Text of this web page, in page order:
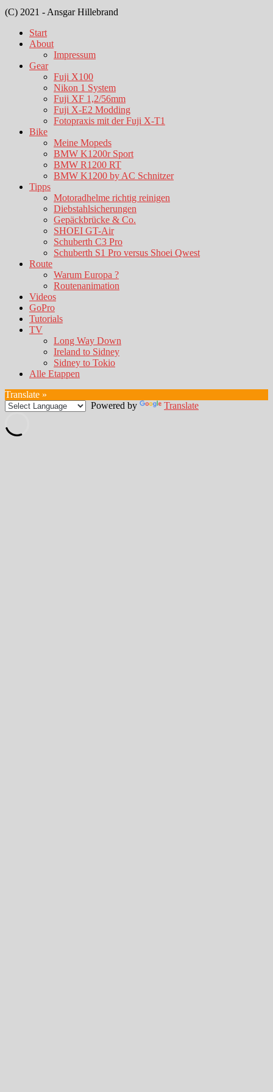
(C) 2021 - Ansgar Hillebrand
Start
About
Impressum
Gear
Fuji X100
Nikon 1 System
Fuji XF 1,2/56mm
Fuji X-E2 Modding
Fotopraxis mit der Fuji X-T1
Bike
Meine Mopeds
BMW K1200r Sport
BMW R1200 RT
BMW K1200 by AC Schnitzer
Tipps
Motoradhelme richtig reinigen
Diebstahlsicherungen
Gepäckbrücke & Co.
SHOEI GT-Air
Schuberth C3 Pro
Schuberth S1 Pro versus Shoei Qwest
Route
Warum Europa ?
Routenanimation
Videos
GoPro
Tutorials
TV
Long Way Down
Ireland to Sidney
Sidney to Tokio
Alle Etappen
Translate »
Powered by
Translate